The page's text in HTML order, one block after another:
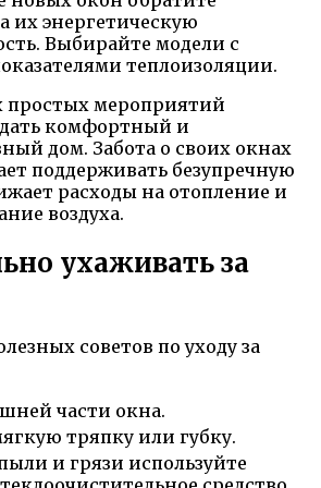
их энергетическую
Выбирайте модели с
теплоизоляции.
простых мероприятий
комфортный и
дом. Забота о своих окнах
поддерживать безупречную
расходы на отопление и
воздуха.
ухаживать за
советов по уходу за
части окна.
тряпку или губку.
и грязи используйте